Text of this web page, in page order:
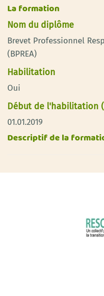
La formation
Nom du diplôme
Brevet Professionnel
(BPREA)
Habilitation
Oui
Début de l'habilitation
01.01.2019
Descriptif de la